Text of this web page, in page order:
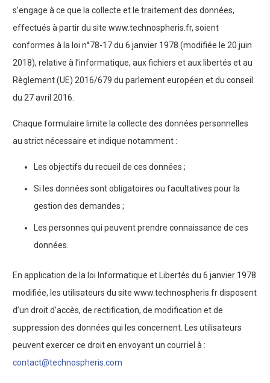
s’engage à ce que la collecte et le traitement des données,
effectués à partir du site www.technospheris.fr, soient
conformes à la loi n°78-17 du 6 janvier 1978 (modifiée le 20 juin
2018), relative à l’informatique, aux fichiers et aux libertés et au
Règlement (UE) 2016/679 du parlement européen et du conseil
du 27 avril 2016.
Chaque formulaire limite la collecte des données personnelles
au strict nécessaire et indique notamment :
Les objectifs du recueil de ces données ;
Si les données sont obligatoires ou facultatives pour la
gestion des demandes ;
Les personnes qui peuvent prendre connaissance de ces
données.
En application de la loi Informatique et Libertés du 6 janvier 1978
modifiée, les utilisateurs du site www.technospheris.fr disposent
d’un droit d’accès, de rectification, de modification et de
suppression des données qui les concernent. Les utilisateurs
peuvent exercer ce droit en envoyant un courriel à :
contact@technospheris.com